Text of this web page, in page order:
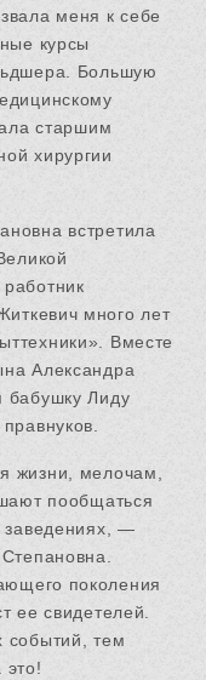
меня к себе
курсы
Большую
старшим
хирургии
встретила
много лет
Вместе
Александра
бабушку Лиду
жизни, мелочам,
пообщаться
заведениях, —
поколения
ее свидетелей.
событий, тем